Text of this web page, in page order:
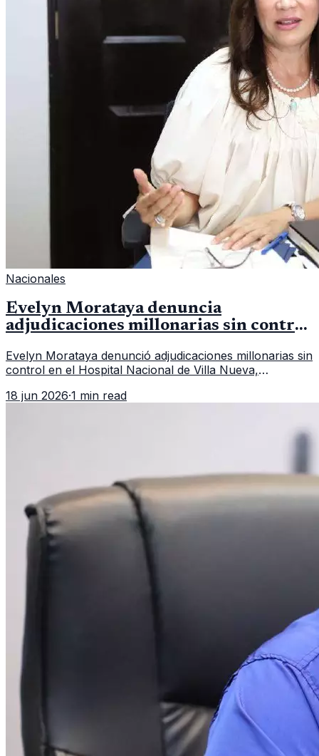
Nacionales
Evelyn Morataya denuncia
adjudicaciones millonarias sin control
Evelyn Morataya denunció adjudicaciones millonarias sin
control en el Hospital Nacional de Villa Nueva,
18 jun 2026·1 min read